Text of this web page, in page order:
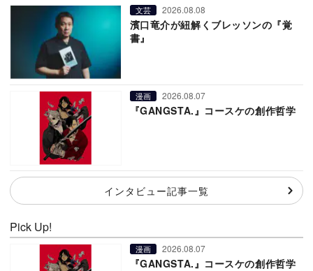
文芸 2026.08.08
濱口竜介が紐解くブレッソンの『覚
書』
漫画 2026.08.07
『GANGSTA.』コースケの創作哲学
インタビュー記事一覧
Pick Up!
漫画 2026.08.07
『GANGSTA.』コースケの創作哲学